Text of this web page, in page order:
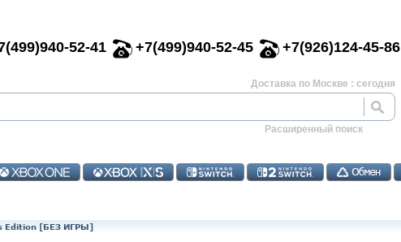
52-41 +7(499)940-52-45 +7(926)124-45-86
Доставка по Москве : сегодня
Расширенный поиск
Edition [БЕЗ ИГРЫ]